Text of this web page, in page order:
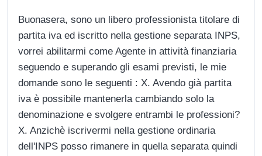
Buonasera, sono un libero professionista titolare di
partita iva ed iscritto nella gestione separata INPS,
vorrei abilitarmi come Agente in attività finanziaria
seguendo e superando gli esami previsti, le mie
domande sono le seguenti : X. Avendo già partita
iva è possibile mantenerla cambiando solo la
denominazione e svolgere entrambi le professioni?
X. Anzichè iscrivermi nella gestione ordinaria
dell'INPS posso rimanere in quella separata quindi